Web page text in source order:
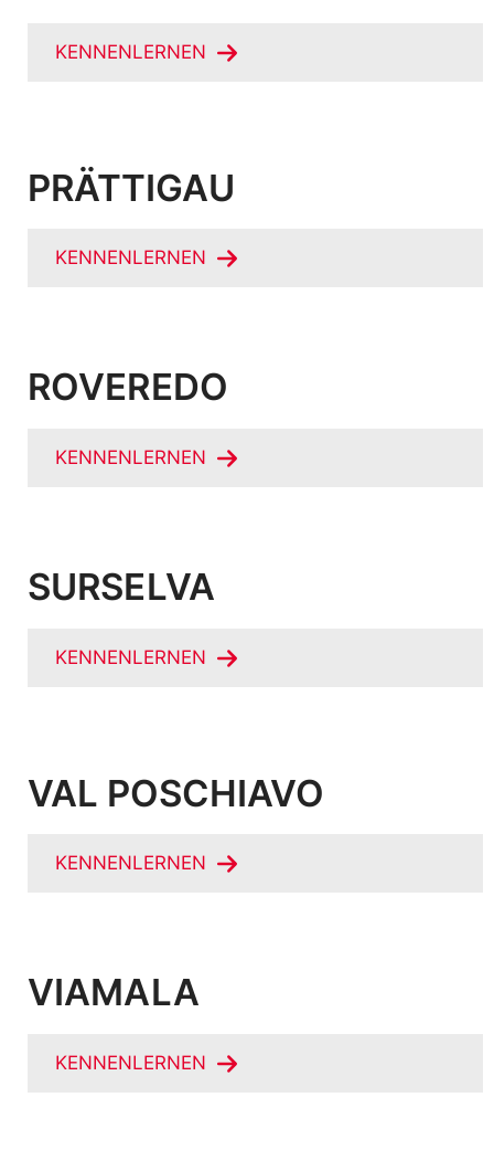
KENNENLERNEN
PRÄTTIGAU
KENNENLERNEN
ROVEREDO
KENNENLERNEN
SURSELVA
KENNENLERNEN
VAL POSCHIAVO
KENNENLERNEN
VIAMALA
KENNENLERNEN